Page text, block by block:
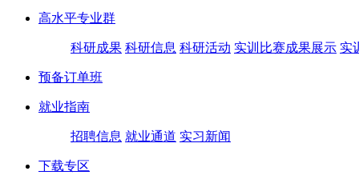
高水平专业群
科研成果 科研信息 科研活动 实训比赛成果展示 实
预备订单班
就业指南
招聘信息 就业通道 实习新闻
下载专区